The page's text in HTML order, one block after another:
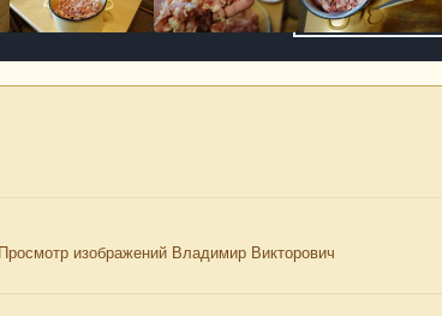
Просмотр изображений Владимир Викторович